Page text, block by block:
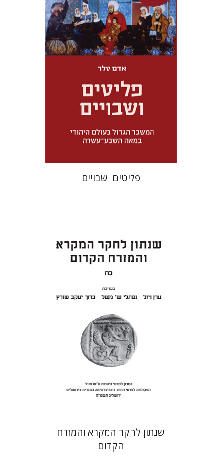
אדם טלר
דורון מגן
מחיר השקה
$46
$32
פליטים ושבויים
ערן ויזל נפתלי ש' משל
ברוך
$46
$41
שנתון לחקר המקרא והמזרח
הקדום